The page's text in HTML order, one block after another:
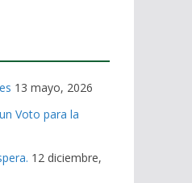
13 mayo, 2026
Voto para la
12 diciembre,